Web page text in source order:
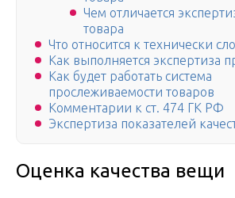
Чем отличается
товара
Что относится к технически
Как выполняется экспертиза
Как будет работать система
прослеживаемости товаров
Комментарии к ст. 474 ГК РФ
Экспертиза показателей
Оценка качества вещи